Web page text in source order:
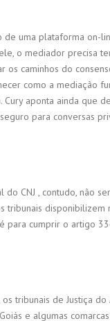
de uma plataforma on-
o mediador precisa
os caminhos do
como a mediação
Cury aponta ainda que
para conversas
do CNJ , contudo, não
tribunais disponibilizem
para cumprir o artigo
tribunais de Justiça do
e algumas